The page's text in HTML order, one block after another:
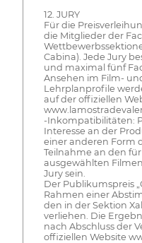
12. JURY
Für die
die Mitglieder der
Cabina). Jede Jury
und maximal fünf
Ansehen im Film-
Lehrplanprofile
auf der offiziellen
-Inkompatibilitäten:
Interesse an der
einer anderen Form
Teilnahme an den
ausgewählten
Jury sein.
Der Publikumspreis
Rahmen einer
den in der Sektion
verliehen. Die
nach Abschluss der
offiziellen Website